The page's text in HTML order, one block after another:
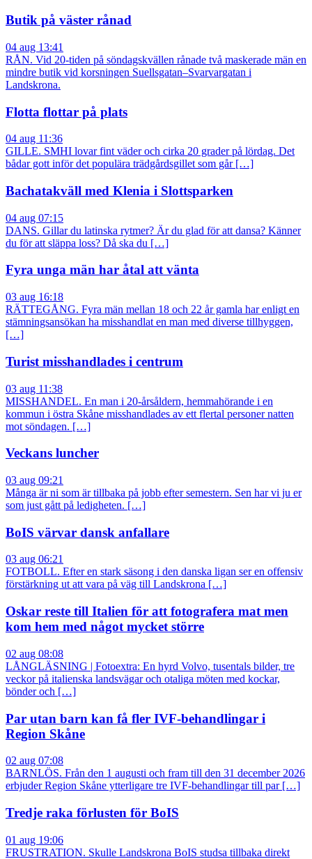
Butik på väster rånad
04 aug 13:41
RÅN. Vid 20-tiden på söndagskvällen rånade två maskerade män en
mindre butik vid korsningen Suellsgatan–Svarvargatan i
Landskrona.
Flotta flottar på plats
04 aug 11:36
GILLE. SMHI lovar fint väder och cirka 20 grader på lördag. Det
bådar gott inför det populära trädgårdsgillet som går […]
Bachatakväll med Klenia i Slottsparken
04 aug 07:15
DANS. Gillar du latinska rytmer? Är du glad för att dansa? Känner
du för att släppa loss? Då ska du […]
Fyra unga män har åtal att vänta
03 aug 16:18
RÄTTEGÅNG. Fyra män mellan 18 och 22 år gamla har enligt en
stämningsansökan ha misshandlat en man med diverse tillhyggen,
[…]
Turist misshandlades i centrum
03 aug 11:38
MISSHANDEL. En man i 20-årsåldern, hemmahörande i en
kommun i östra Skåne misshandlades av ett flertal personer natten
mot söndagen. […]
Veckans luncher
03 aug 09:21
Många är ni som är tillbaka på jobb efter semestern. Sen har vi ju er
som just gått på ledigheten. […]
BoIS värvar dansk anfallare
03 aug 06:21
FOTBOLL. Efter en stark säsong i den danska ligan ser en offensiv
förstärkning ut att vara på väg till Landskrona […]
Oskar reste till Italien för att fotografera mat men
kom hem med något mycket större
02 aug 08:08
LÅNGLÄSNING | Fotoextra: En hyrd Volvo, tusentals bilder, tre
veckor på italienska landsvägar och otaliga möten med kockar,
bönder och […]
Par utan barn kan få fler IVF-behandlingar i
Region Skåne
02 aug 07:08
BARNLÖS. Från den 1 augusti och fram till den 31 december 2026
erbjuder Region Skåne ytterligare tre IVF-behandlingar till par […]
Tredje raka förlusten för BoIS
01 aug 19:06
FRUSTRATION. Skulle Landskrona BoIS studsa tillbaka direkt